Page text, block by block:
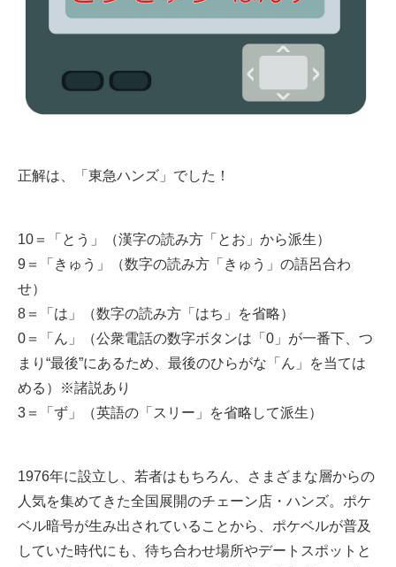
正解は、「東急ハンズ」でした！
10＝「とう」（漢字の読み方「とお」から派生）
9＝「きゅう」（数字の読み方「きゅう」の語呂合わ
せ）
8＝「は」（数字の読み方「はち」を省略）
0＝「ん」（公衆電話の数字ボタンは「0」が一番下、つ
まり“最後”にあるため、最後のひらがな「ん」を当ては
める）※諸説あり
3＝「ず」（英語の「スリー」を省略して派生）
1976年に設立し、若者はもちろん、さまざまな層からの
人気を集めてきた全国展開のチェーン店・ハンズ。ポケ
ベル暗号が生み出されていることから、ポケベルが普及
していた時代にも、待ち合わせ場所やデートスポットと